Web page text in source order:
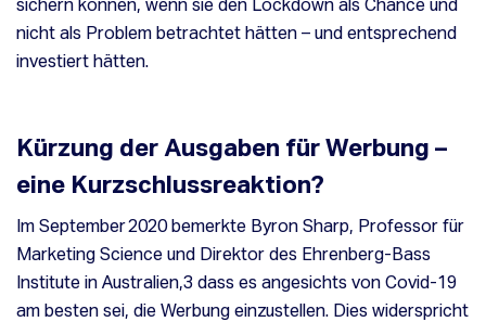
nicht als Problem betrachtet hätten – und entsprechend
investiert hätten.
Kürzung der Ausgaben für Werbung –
eine Kurzschlussreaktion?
Im September 2020 bemerkte Byron Sharp, Professor für
Marketing Science und Direktor des Ehrenberg-Bass
Institute in Australien,3dass es angesichts von Covid-19
am besten sei, die Werbung einzustellen. Dies widerspricht